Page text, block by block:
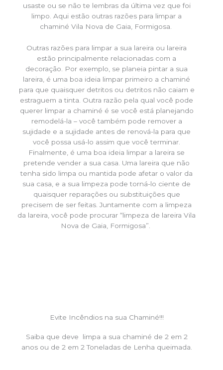
usaste ou se não te lembras da última vez que foi
limpo. Aqui estão outras razões para limpar a
chaminé Vila Nova de Gaia, Formigosa.
Outras razões para limpar a sua lareira ou lareira
estão principalmente relacionadas com a
decoração. Por exemplo, se planeia pintar a sua
lareira, é uma boa ideia limpar primeiro a chaminé
para que quaisquer detritos ou detritos não caiam e
estraguem a tinta. Outra razão pela qual você pode
querer limpar a chaminé é se você está planejando
remodelá-la – você também pode remover a
sujidade e a sujidade antes de renová-la para que
você possa usá-lo assim que você terminar.
Finalmente, é uma boa ideia limpar a lareira se
pretende vender a sua casa. Uma lareira que não
tenha sido limpa ou mantida pode afetar o valor da
sua casa, e a sua limpeza pode torná-lo ciente de
quaisquer reparações ou substituições que
precisem de ser feitas. Juntamente com a limpeza
da lareira, você pode procurar “limpeza de lareira Vila
Nova de Gaia, Formigosa”.
Evite Incêndios na sua Chaminé!!!
Saiba que deve limpa a sua chaminé de 2 em 2
anos ou de 2 em 2 Toneladas de Lenha queimada.